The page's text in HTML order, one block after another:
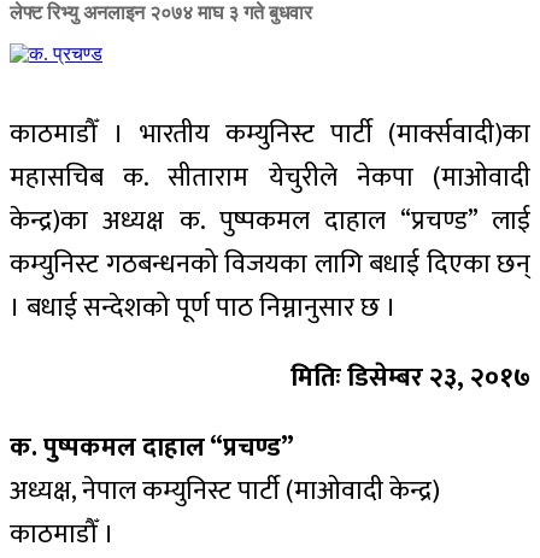
लेफ्ट रिभ्यु अनलाइन २०७४ माघ ३ गते बुधवार
काठमाडौँ । भारतीय कम्युनिस्ट पार्टी (मार्क्सवादी)का
महासचिब क. सीताराम येचुरीले नेकपा (माओवादी
केन्द्र)का अध्यक्ष क. पुष्पकमल दाहाल “प्रचण्ड” लाई
कम्युनिस्ट गठबन्धनको विजयका लागि बधाई दिएका छन्
। बधाई सन्देशको पूर्ण पाठ निम्नानुसार छ ।
मितिः डिसेम्बर २३, २०१७
क. पुष्पकमल दाहाल “प्रचण्ड”
अध्यक्ष, नेपाल कम्युनिस्ट पार्टी (माओवादी केन्द्र)
काठमाडौँ ।